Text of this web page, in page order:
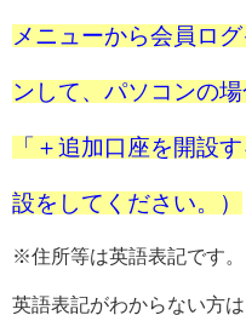
メニューから会員ロ
ンして、パソコンの
「＋追加口座を開設
設をしてください。）
※住所等は英語表記です。
英語表記がわからない方